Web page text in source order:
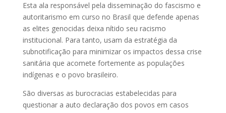
Esta ala responsável pela disseminação do fascismo e
autoritarismo em curso no Brasil que defende apenas
as elites genocidas deixa nítido seu racismo
institucional. Para tanto, usam da estratégia da
subnotificação para minimizar os impactos dessa crise
sanitária que acomete fortemente as populações
indígenas e o povo brasileiro.
São diversas as burocracias estabelecidas para
questionar a auto declaração dos povos em casos